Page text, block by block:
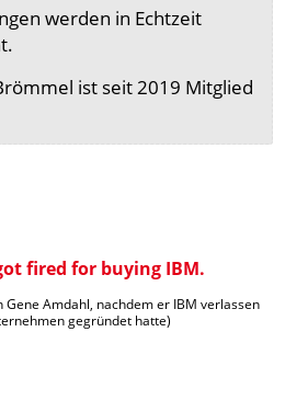
werden in Echtzeit
ist seit 2019 Mitglied
fired for buying IBM.
Gene Amdahl, nachdem er IBM verlassen
gegründet hatte)